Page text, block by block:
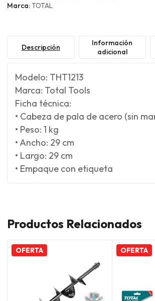
Marca:TOTAL
Descripción
Información
adicional
Modelo: THT1213
Marca: Total Tools
Ficha técnica:
• Cabeza de pala de acero (sin
• Peso: 1 kg
• Ancho: 29 cm
• Largo: 29 cm
• Empaque con etiqueta
Productos Relacionados
OFERTA OFERTA